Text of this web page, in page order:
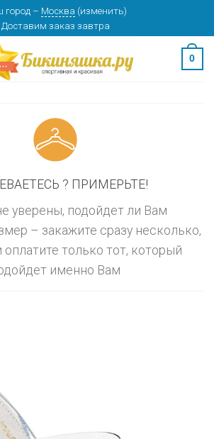
город – Москва (изменить)
Доставим заказ завтра
0
? ПРИМЕРЬТЕ!
уверены, подойдет ли Вам
– закажите сразу несколько,
оплатите только тот, который
именно Вам